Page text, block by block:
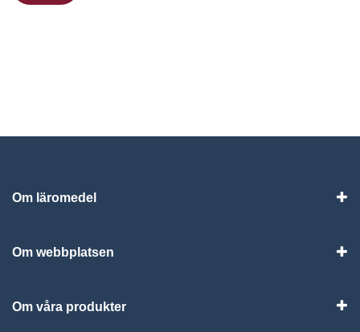
Om läromedel
Om webbplatsen
Om våra produkter